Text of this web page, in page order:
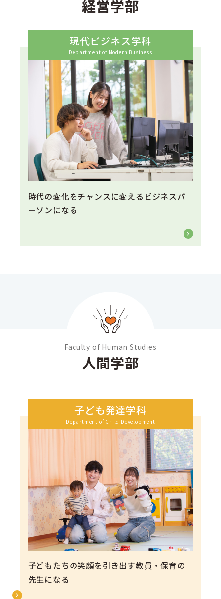
Faculty of Human Studies
人間学部
子ども発達学科
Department of Child Development
子どもたちの笑顔を引き出す教員・保育の
先生になる
経営学部
現代ビジネス学科
Department of Modern Business
時代の変化をチャンスに変えるビジネスパ
ーソンになる